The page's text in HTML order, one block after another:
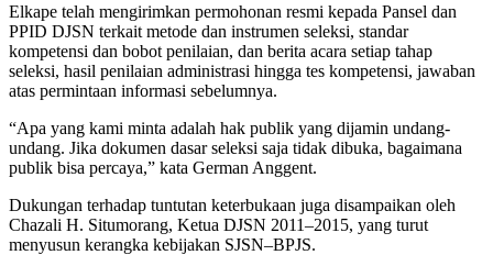
Elkape telah mengirimkan permohonan resmi kepada Pansel dan
PPID DJSN terkait metode dan instrumen seleksi, standar
kompetensi dan bobot penilaian, dan berita acara setiap tahap
seleksi, hasil penilaian administrasi hingga tes kompetensi, jawaban
atas permintaan informasi sebelumnya.
“Apa yang kami minta adalah hak publik yang dijamin undang-
undang. Jika dokumen dasar seleksi saja tidak dibuka, bagaimana
publik bisa percaya,” kata German Anggent.
Dukungan terhadap tuntutan keterbukaan juga disampaikan oleh
Chazali H. Situmorang, Ketua DJSN 2011–2015, yang turut
menyusun kerangka kebijakan SJSN–BPJS.